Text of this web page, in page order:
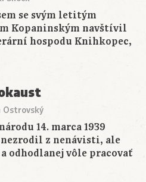
se svým letitým
Kopaninským navštívil
hospodu Knihkopec,
Ostrovský
14. marca 1939
z nenávisti, ale
odhodlanej vôle pracovať